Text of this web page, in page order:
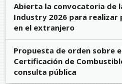
Abierta la convocatoria de
Industry 2026 para realizar
en el extranjero
Propuesta de orden sobre
Certificación de
consulta pública